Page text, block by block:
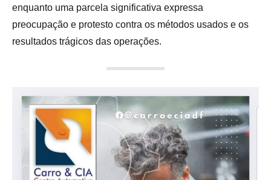
enquanto uma parcela significativa expressa
preocupação e protesto contra os métodos usados e os
resultados trágicos das operações.